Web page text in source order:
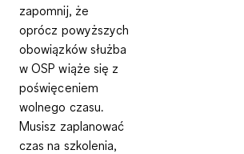
zapomnij, że
oprócz powyższych
obowiązków służba
w OSP wiąże się z
poświęceniem
wolnego czasu.
Musisz zaplanować
czas na szkolenia,